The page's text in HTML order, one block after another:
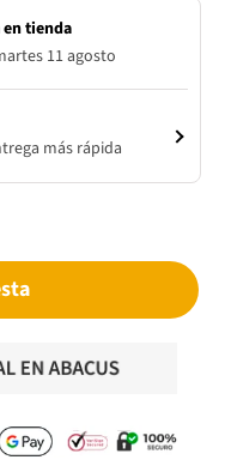
tienda
11 agosto
más rápida